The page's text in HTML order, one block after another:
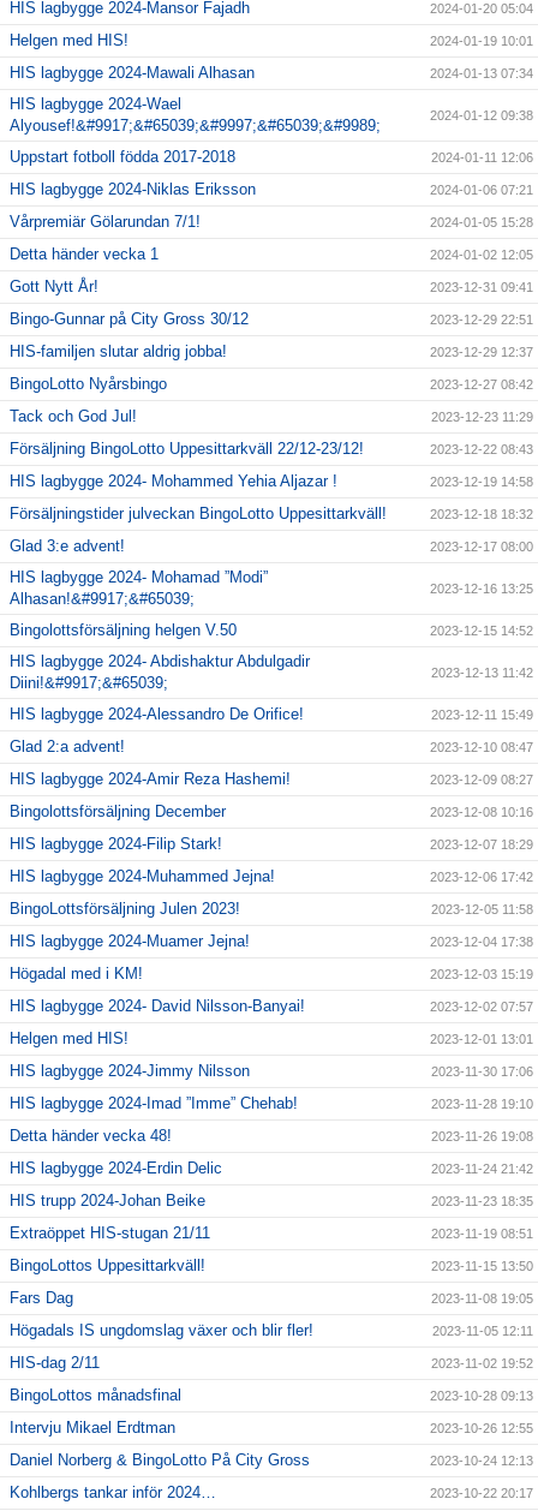
HIS lagbygge 2024-Mansor Fajadh 2024-01-20 05:04
Helgen med HIS! 2024-01-19 10:01
HIS lagbygge 2024-Mawali Alhasan 2024-01-13 07:34
HIS lagbygge 2024-Wael
Alyousef!&#9917;&#65039;&#9997;&#65039;&#9989;
2024-01-12 09:38
Uppstart fotboll födda 2017-2018 2024-01-11 12:06
HIS lagbygge 2024-Niklas Eriksson 2024-01-06 07:21
Vårpremiär Gölarundan 7/1! 2024-01-05 15:28
Detta händer vecka 1 2024-01-02 12:05
Gott Nytt År! 2023-12-31 09:41
Bingo-Gunnar på City Gross 30/12 2023-12-29 22:51
HIS-familjen slutar aldrig jobba! 2023-12-29 12:37
BingoLotto Nyårsbingo 2023-12-27 08:42
Tack och God Jul! 2023-12-23 11:29
Försäljning BingoLotto Uppesittarkväll 22/12-23/12! 2023-12-22 08:43
HIS lagbygge 2024- Mohammed Yehia Aljazar ! 2023-12-19 14:58
Försäljningstider julveckan BingoLotto Uppesittarkväll! 2023-12-18 18:32
Glad 3:e advent! 2023-12-17 08:00
HIS lagbygge 2024- Mohamad ”Modi”
Alhasan!&#9917;&#65039;
2023-12-16 13:25
Bingolottsförsäljning helgen V.50 2023-12-15 14:52
HIS lagbygge 2024- Abdishaktur Abdulgadir
Diini!&#9917;&#65039;
2023-12-13 11:42
HIS lagbygge 2024-Alessandro De Orifice! 2023-12-11 15:49
Glad 2:a advent! 2023-12-10 08:47
HIS lagbygge 2024-Amir Reza Hashemi! 2023-12-09 08:27
Bingolottsförsäljning December 2023-12-08 10:16
HIS lagbygge 2024-Filip Stark! 2023-12-07 18:29
HIS lagbygge 2024-Muhammed Jejna! 2023-12-06 17:42
BingoLottsförsäljning Julen 2023! 2023-12-05 11:58
HIS lagbygge 2024-Muamer Jejna! 2023-12-04 17:38
Högadal med i KM! 2023-12-03 15:19
HIS lagbygge 2024- David Nilsson-Banyai! 2023-12-02 07:57
Helgen med HIS! 2023-12-01 13:01
HIS lagbygge 2024-Jimmy Nilsson 2023-11-30 17:06
HIS lagbygge 2024-Imad ”Imme” Chehab! 2023-11-28 19:10
Detta händer vecka 48! 2023-11-26 19:08
HIS lagbygge 2024-Erdin Delic 2023-11-24 21:42
HIS trupp 2024-Johan Beike 2023-11-23 18:35
Extraöppet HIS-stugan 21/11 2023-11-19 08:51
BingoLottos Uppesittarkväll! 2023-11-15 13:50
Fars Dag 2023-11-08 19:05
Högadals IS ungdomslag växer och blir fler! 2023-11-05 12:11
HIS-dag 2/11 2023-11-02 19:52
BingoLottos månadsfinal 2023-10-28 09:13
Intervju Mikael Erdtman 2023-10-26 12:55
Daniel Norberg & BingoLotto På City Gross 2023-10-24 12:13
Kohlbergs tankar inför 2024… 2023-10-22 20:17